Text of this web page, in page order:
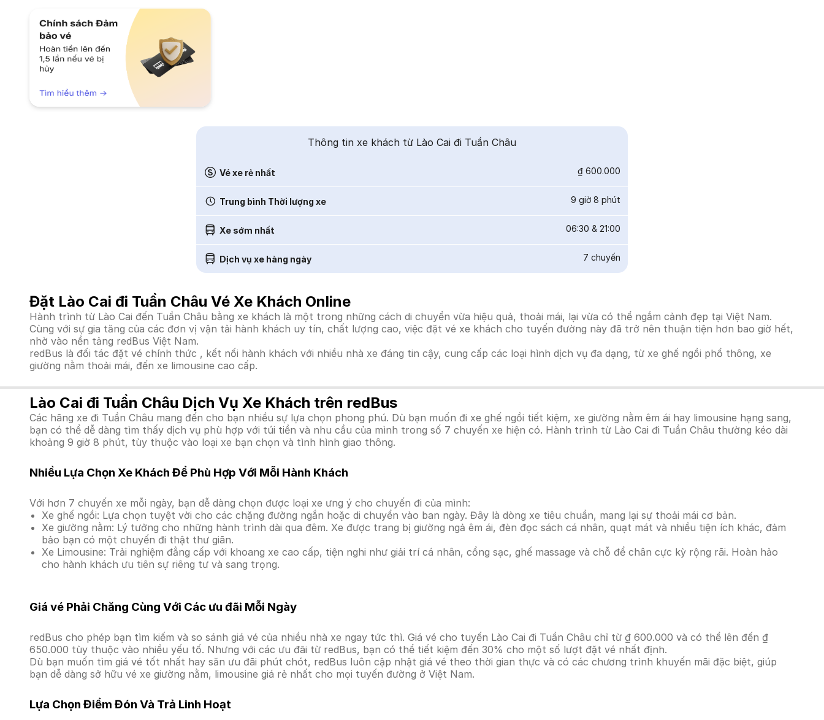
Thông tin xe khách từ Lào Cai đi Tuần Châu
Vé xe rẻ nhất ₫ 600.000
Trung bình Thời lượng xe 9 giờ 8 phút
Xe sớm nhất 06:30 & 21:00
Dịch vụ xe hàng ngày 7 chuyến
Đặt Lào Cai đi Tuần Châu Vé Xe Khách Online
Hành trình từ Lào Cai đến Tuần Châu bằng xe khách là một trong những cách di chuyển vừa hiệu quả, thoải mái, lại vừa có thể ngắm cảnh đẹp tại Việt Nam.
Cùng với sự gia tăng của các đơn vị vận tải hành khách uy tín, chất lượng cao, việc đặt vé xe khách cho tuyến đường này đã trở nên thuận tiện hơn bao giờ hết,
nhờ vào nền tảng redBus Việt Nam.
redBus là đối tác đặt vé chính thức , kết nối hành khách với nhiều nhà xe đáng tin cậy, cung cấp các loại hình dịch vụ đa dạng, từ xe ghế ngồi phổ thông, xe
giường nằm thoải mái, đến xe limousine cao cấp.
Lào Cai đi Tuần Châu Dịch Vụ Xe Khách trên redBus
Các hãng xe đi Tuần Châu mang đến cho bạn nhiều sự lựa chọn phong phú. Dù bạn muốn đi xe ghế ngồi tiết kiệm, xe giường nằm êm ái hay limousine hạng sang,
bạn có thể dễ dàng tìm thấy dịch vụ phù hợp với túi tiền và nhu cầu của mình trong số 7 chuyến xe hiện có. Hành trình từ Lào Cai đi Tuần Châu thường kéo dài
khoảng 9 giờ 8 phút, tùy thuộc vào loại xe bạn chọn và tình hình giao thông.
Nhiều Lựa Chọn Xe Khách Để Phù Hợp Với Mỗi Hành Khách
Với hơn 7 chuyến xe mỗi ngày, bạn dễ dàng chọn được loại xe ưng ý cho chuyến đi của mình:
Xe ghế ngồi: Lựa chọn tuyệt vời cho các chặng đường ngắn hoặc di chuyển vào ban ngày. Đây là dòng xe tiêu chuẩn, mang lại sự thoải mái cơ bản.
Xe giường nằm: Lý tưởng cho những hành trình dài qua đêm. Xe được trang bị giường ngả êm ái, đèn đọc sách cá nhân, quạt mát và nhiều tiện ích khác, đảm
bảo bạn có một chuyến đi thật thư giãn.
Xe Limousine: Trải nghiệm đẳng cấp với khoang xe cao cấp, tiện nghi như giải trí cá nhân, cổng sạc, ghế massage và chỗ để chân cực kỳ rộng rãi. Hoàn hảo
cho hành khách ưu tiên sự riêng tư và sang trọng.
Giá vé Phải Chăng Cùng Với Các ưu đãi Mỗi Ngày
redBus cho phép bạn tìm kiếm và so sánh giá vé của nhiều nhà xe ngay tức thì. Giá vé cho tuyến Lào Cai đi Tuần Châu chỉ từ ₫ 600.000 và có thể lên đến ₫
650.000 tùy thuộc vào nhiều yếu tố. Nhưng với các ưu đãi từ redBus, bạn có thể tiết kiệm đến 30% cho một số lượt đặt vé nhất định.
Dù bạn muốn tìm giá vé tốt nhất hay săn ưu đãi phút chót, redBus luôn cập nhật giá vé theo thời gian thực và có các chương trình khuyến mãi đặc biệt, giúp
bạn dễ dàng sở hữu vé xe giường nằm, limousine giá rẻ nhất cho mọi tuyến đường ở Việt Nam.
Lựa Chọn Điểm Đón Và Trả Linh Hoạt